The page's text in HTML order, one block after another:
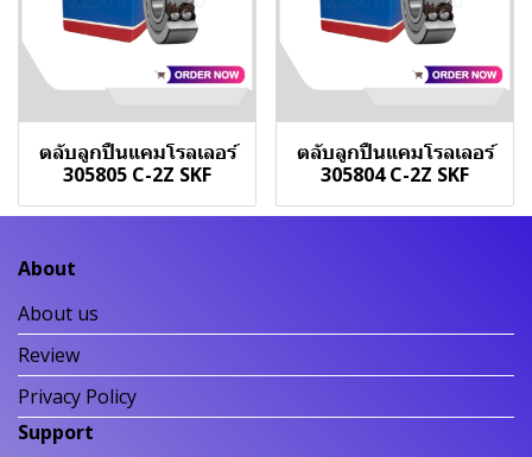
ตลับลูกปืนแคมโรลเลอร์
305805 C-2Z SKF
ตลับลูกปืนแคมโรลเลอร์
305804 C-2Z SKF
About
About us
Review
Privacy Policy
Support